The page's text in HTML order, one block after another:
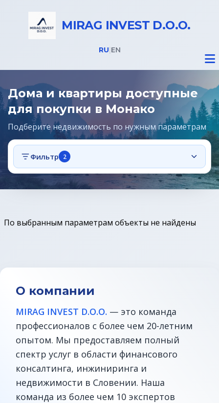
MIRAG INVEST D.O.O.
RU EN
Недвижимость
Все объекты
Дома на Бледе
Квартиры в Любляне
Квартиры у моря
Дома в Любляне
Фермы в Словении
Офисы в Любляне
Дома и квартиры доступные
для покупки в Монако
Подберите недвижимость по нужным параметрам
Фильтр 2
По выбранным параметрам объекты не найдены
О компании
MIRAG INVEST D.O.O. — это команда
профессионалов с более чем 20-летним
опытом. Мы предоставляем полный
спектр услуг в области финансового
консалтинга, инжиниринга и
недвижимости в Словении. Наша
команда из более чем 10 экспертов